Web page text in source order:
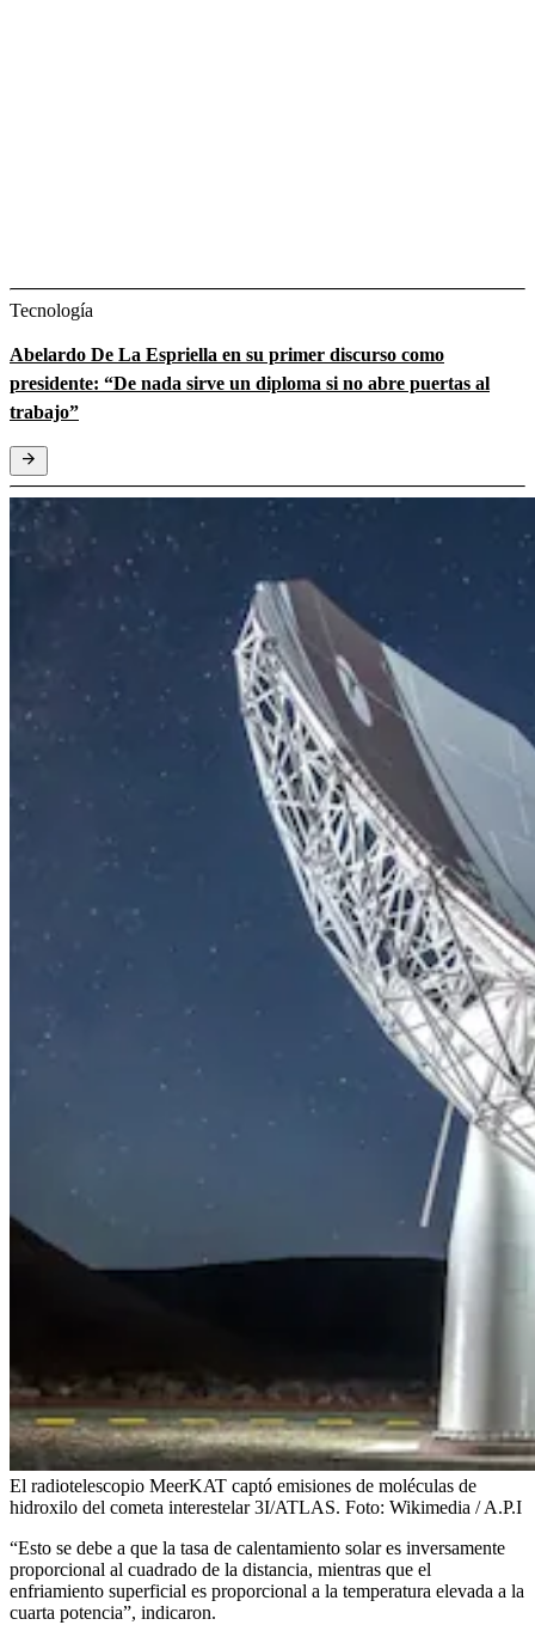
Tecnología
Abelardo De La Espriella en su primer discurso como
presidente: “De nada sirve un diploma si no abre puertas al
trabajo”
El radiotelescopio MeerKAT captó emisiones de moléculas de
hidroxilo del cometa interestelar 3I/ATLAS. Foto: Wikimedia / A.P.I
“Esto se debe a que la tasa de calentamiento solar es inversamente
proporcional al cuadrado de la distancia, mientras que el
enfriamiento superficial es proporcional a la temperatura elevada a la
cuarta potencia”, indicaron.